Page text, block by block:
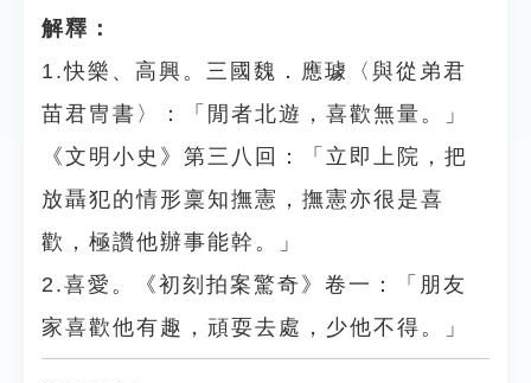
解釋：
1.快樂、高興。三國魏．應璩〈與從弟君
苗君冑書〉：「閒者北遊，喜歡無量。」
《文明小史》第三八回：「立即上院，把
放聶犯的情形稟知撫憲，撫憲亦很是喜
歡，極讚他辦事能幹。」
2.喜愛。《初刻拍案驚奇》卷一：「朋友
家喜歡他有趣，頑耍去處，少他不得。」